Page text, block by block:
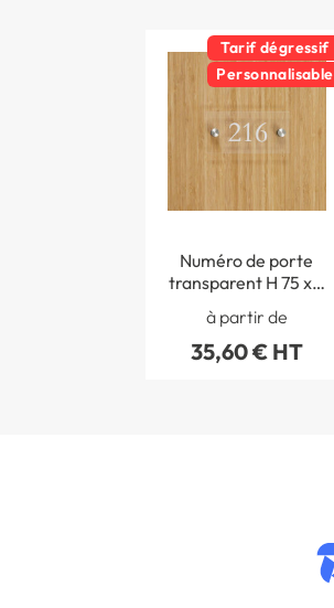
Tarif dégressif
Personnalisable
Numéro de porte
transparent H 75 x L
150 mm - Gamme
Clear
à partir de
35,60 € HT